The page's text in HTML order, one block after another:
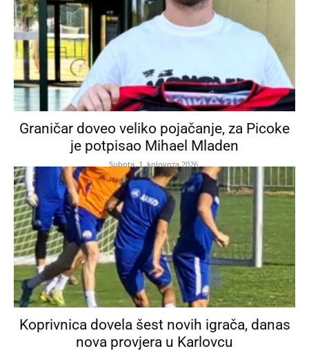
Graničar doveo veliko pojačanje, za Picoke
je potpisao Mihael Mladen
Subota, 1. kolovoza 2026.
Koprivnica dovela šest novih igrača, danas
nova provjera u Karlovcu